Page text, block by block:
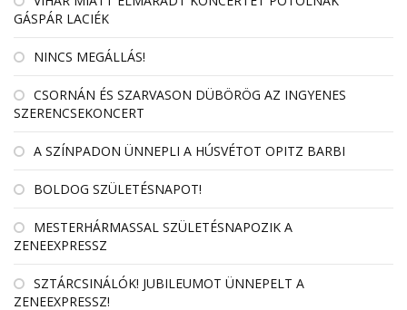
GÁSPÁR LACIÉK
NINCS MEGÁLLÁS!
CSORNÁN ÉS SZARVASON DÜBÖRÖG AZ INGYENES
SZERENCSEKONCERT
A SZÍNPADON ÜNNEPLI A HÚSVÉTOT OPITZ BARBI
BOLDOG SZÜLETÉSNAPOT!
MESTERHÁRMASSAL SZÜLETÉSNAPOZIK A
ZENEEXPRESSZ
SZTÁRCSINÁLÓK! JUBILEUMOT ÜNNEPELT A
ZENEEXPRESSZ!